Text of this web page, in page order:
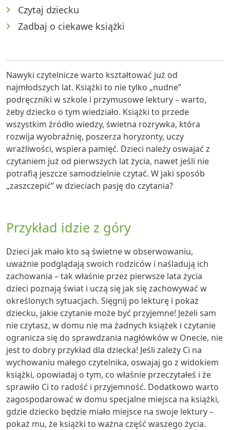
Czytaj dziecku
Zadbaj o ciekawe książki
Nawyki czytelnicze warto kształtować już od
najmłodszych lat. Książki to nie tylko „nudne”
podręczniki w szkole i przymusowe lektury – warto,
żeby dziecko o tym wiedziało. Książki to przede
wszystkim źródło wiedzy, świetna rozrywka, która
rozwija wyobraźnię, poszerza horyzonty, uczy
wrażliwości, wspiera pamięć. Dzieci należy oswajać z
czytaniem już od pierwszych lat życia, nawet jeśli nie
potrafią jeszcze samodzielnie czytać. W jaki sposób
„zaszczepić” w dzieciach pasję do czytania?
Przykład idzie z góry
Dzieci jak mało kto są świetne w obserwowaniu,
uważnie podglądają swoich rodziców i naśladują ich
zachowania – tak właśnie przez pierwsze lata życia
dzieci poznają świat i uczą się jak się zachowywać w
określonych sytuacjach. Sięgnij po lekturę i pokaż
dziecku, jakie czytanie może być przyjemne! Jeżeli sam
nie czytasz, w domu nie ma żadnych książek i czytanie
ogranicza się do sprawdzania nagłówków w Onecie, nie
jest to dobry przykład dla dziecka! Jeśli zależy Ci na
wychowaniu małego czytelnika, oswajaj go z widokiem
książki, opowiadaj o tym, co właśnie przeczytałeś i że
sprawiło Ci to radość i przyjemność. Dodatkowo warto
zagospodarować w domu specjalne miejsca na książki,
gdzie dziecko będzie miało miejsce na swoje lektury –
pokaż mu, że książki to ważna część waszego życia.